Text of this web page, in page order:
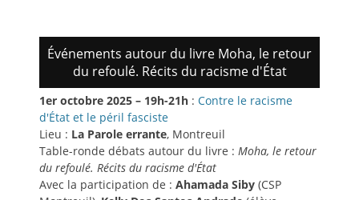
Événements autour du livre Moha, le retour
du refoulé. Récits du racisme d'État
1er octobre 2025 – 19h-21h : Contre le racisme
d'État et le péril fasciste
Lieu : La Parole errante, Montreuil
Table-ronde débats autour du livre : Moha, le retour
du refoulé. Récits du racisme d'État
Avec la participation de : Ahamada Siby (CSP